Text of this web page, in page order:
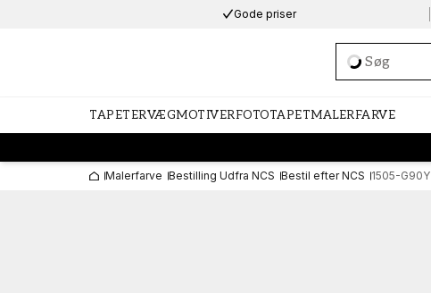
Gode priser
Loading…
TAPETERVÆGMOTIVERFOTOTAPETMALERFARVE
Malerfarve Bestilling Udfra NCS Bestil efter NCS 1505-G90Y